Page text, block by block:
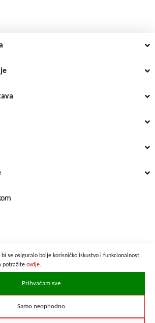
se osiguralo bolje korisničko iskustvo i funkcionalnost
potražite ovdje.
Prihvaćam sve
Samo neophodno
preračunate po službenom tečaju u iznosu od
1 EUR = 7,53450 HRK